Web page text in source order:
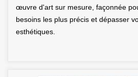
œuvre d'art sur mesure, façonnée
besoins les plus précis et dépasser
esthétiques.